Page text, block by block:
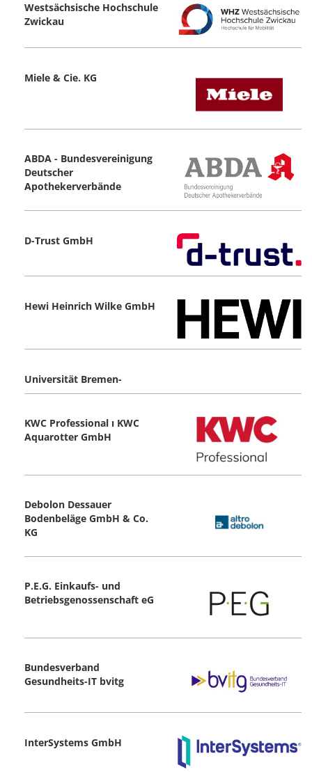
Westsächsische Hochschule
Zwickau
Miele & Cie. KG
ABDA - Bundesvereinigung
Deutscher
Apothekerverbände
D-Trust GmbH
Hewi Heinrich Wilke GmbH
Universität Bremen-
KWC Professional ı KWC
Aquarotter GmbH
Debolon Dessauer
Bodenbeläge GmbH & Co.
KG
P.E.G. Einkaufs- und
Betriebsgenossenschaft eG
Bundesverband
Gesundheits-IT bvitg
InterSystems GmbH